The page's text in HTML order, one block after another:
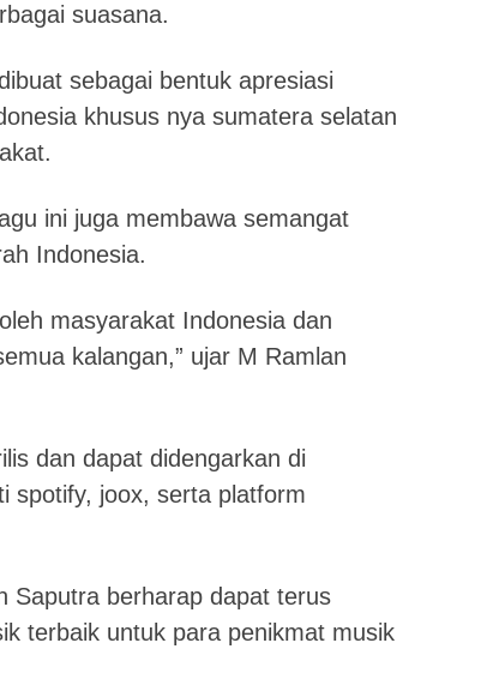
suasana.
sebagai bentuk apresiasi
khusus nya sumatera selatan
ini juga membawa semangat
Indonesia.
masyarakat Indonesia dan
kalangan,” ujar M Ramlan
dan dapat didengarkan di
spotify, joox, serta platform
Saputra berharap dapat terus
terbaik untuk para penikmat musik